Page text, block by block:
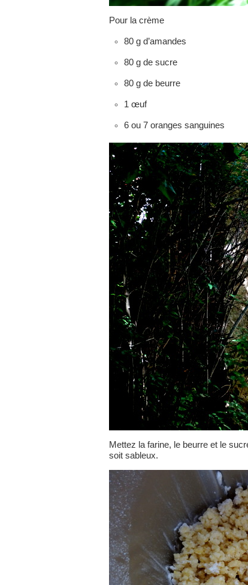
Pour la crème
80 g d’amandes
80 g de sucre
80 g de beurre
1 œuf
6 ou 7 oranges sanguines
Mettez la farine, le beurre et le
soit sableux.